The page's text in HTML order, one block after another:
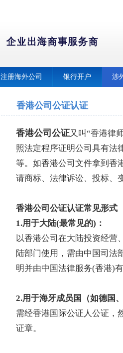
注册海外公司 银行开户 涉
香港公司公证认证
香港公司公证又叫“香港律
照法定程序证明公司具有法
等。如香港公司文件拿到香
请商标、法律诉讼、投标、
香港公司公证认证常见形式
1.用于大陆(最常见的)：
以香港公司在大陆投资经营
陆部门使用，需由中国司法
明并由中国法律服务(香港)
2.用于海牙成员国
（如德国
需经香港国际公证人公证，
证章。